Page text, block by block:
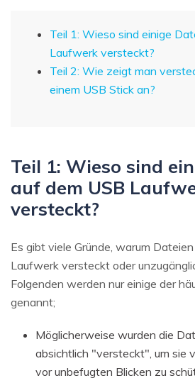
Teil 1: Wieso sind einige
Laufwerk versteckt?
Teil 2: Wie zeigt man
einem USB Stick an?
Teil 1: Wieso sind
auf dem USB
versteckt?
Es gibt viele Gründe, warum
Laufwerk versteckt oder
Folgenden werden nur einige der
genannt;
Möglicherweise wurden die
absichtlich "versteckt", um sie
vor unbefugten Blicken zu